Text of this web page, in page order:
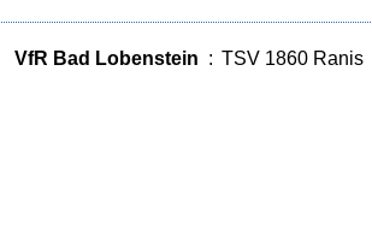
VfR Bad Lobenstein : TSV 1860 Ranis